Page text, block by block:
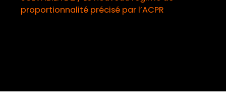
proportionnalité précisé par l’ACPR